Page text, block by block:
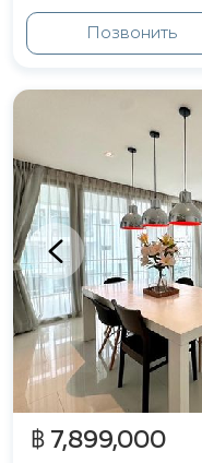
Этот район
спокойной
комфортным для
Позвонить
฿ 7,899,000